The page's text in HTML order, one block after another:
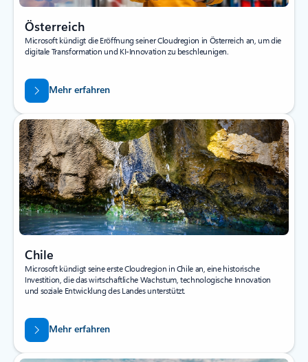
Österreich
Microsoft kündigt die Eröffnung seiner Cloudregion in Österreich an, um die
digitale Transformation und KI-Innovation zu beschleunigen.
Mehr erfahren
Chile
Microsoft kündigt seine erste Cloudregion in Chile an, eine historische
Investition, die das wirtschaftliche Wachstum, technologische Innovation
und soziale Entwicklung des Landes unterstützt.
Mehr erfahren